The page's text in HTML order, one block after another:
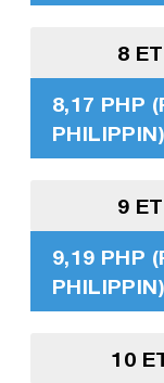
8
8,17 PHP
PHILIPPIN)
9
9,19 PHP
PHILIPPIN)
10